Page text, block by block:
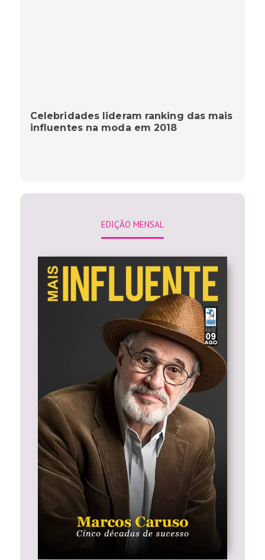
Celebridades lideram ranking das mais
influentes na moda em 2018
EDIÇÃO MENSAL